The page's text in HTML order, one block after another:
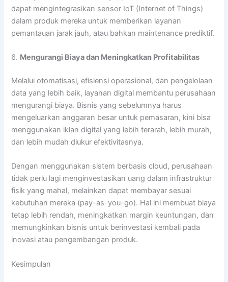
dapat mengintegrasikan sensor IoT (Internet of Things)
dalam produk mereka untuk memberikan layanan
pemantauan jarak jauh, atau bahkan maintenance prediktif.
6. Mengurangi Biaya dan Meningkatkan Profitabilitas
Melalui otomatisasi, efisiensi operasional, dan pengelolaan
data yang lebih baik, layanan digital membantu perusahaan
mengurangi biaya. Bisnis yang sebelumnya harus
mengeluarkan anggaran besar untuk pemasaran, kini bisa
menggunakan iklan digital yang lebih terarah, lebih murah,
dan lebih mudah diukur efektivitasnya.
Dengan menggunakan sistem berbasis cloud, perusahaan
tidak perlu lagi menginvestasikan uang dalam infrastruktur
fisik yang mahal, melainkan dapat membayar sesuai
kebutuhan mereka (pay-as-you-go). Hal ini membuat biaya
tetap lebih rendah, meningkatkan margin keuntungan, dan
memungkinkan bisnis untuk berinvestasi kembali pada
inovasi atau pengembangan produk.
Kesimpulan